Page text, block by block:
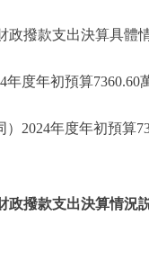
政撥款支出決算具體
年度年初預算
）2024年度年初預算
政撥款支出決算情況